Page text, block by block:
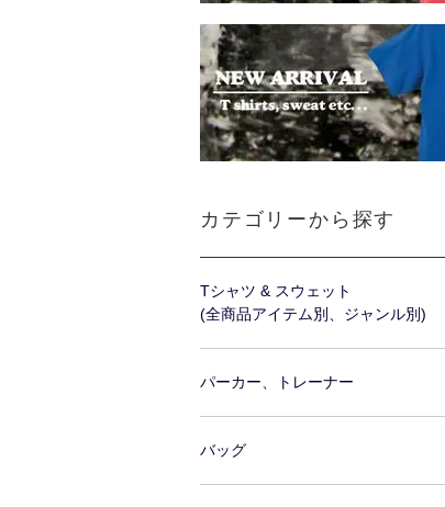
カテゴリーから探す
Tシャツ & スウェット
(全商品アイテム別、ジャンル別)
パーカー、トレーナー
バッグ